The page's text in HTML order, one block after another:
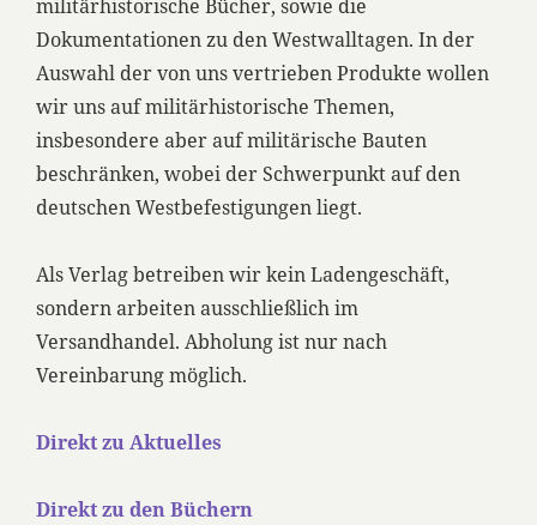
militärhistorische Bücher, sowie die
Dokumentationen zu den Westwalltagen. In der
Auswahl der von uns vertrieben Produkte wollen
wir uns auf militärhistorische Themen,
insbesondere aber auf militärische Bauten
beschränken, wobei der Schwerpunkt auf den
deutschen Westbefestigungen liegt.
Als Verlag betreiben wir kein Ladengeschäft,
sondern arbeiten ausschließlich im
Versandhandel. Abholung ist nur nach
Vereinbarung möglich.
Direkt zu Aktuelles
Direkt zu den Büchern